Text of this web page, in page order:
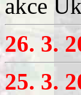
akce
26. 3.
25. 3.